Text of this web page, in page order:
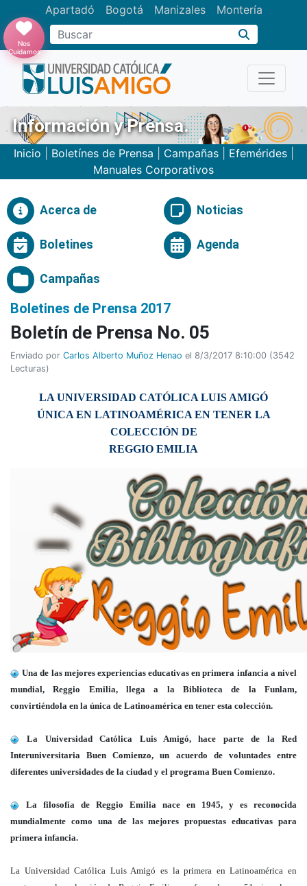
Apartadó Bogotá Manizales Montería
Buscar
Nos
Cuidamos
Información y Prensa.
Inicio Boletínes de Prensa Campañas| Efemérides|
Manuales Corporativos
Acerca de Noticias
Boletines Agenda
Campañas
Boletines de Prensa 2017
Boletí­n de Prensa No. 05
Enviado por Carlos Alberto Muñoz Henao el 8/3/2017 8:10:00 (3542
Lecturas)
LA UNIVERSIDAD CATÓLICA LUIS AMIGÓ
ÚNICA EN LATINOAMÉRICA EN TENER LA
COLECCIÓN DE
REGGIO EMILIA
Una de las mejores experiencias educativas en primera infancia a nivel
mundial, Reggio Emilia, llega a la Biblioteca de la Funlam,
convirtiéndola en la única de Latinoamérica en tener esta colección.
La Universidad Católica Luis Amigó, hace parte de la Red
Interuniversitaria Buen Comienzo, un acuerdo de voluntades entre
diferentes universidades de la ciudad y el programa Buen Comienzo.
La filosofía de Reggio Emilia nace en 1945, y es reconocida
mundialmente como una de las mejores propuestas educativas para
primera infancia.
La Universidad Católica Luis Amigó es la primera en Latinoamérica en